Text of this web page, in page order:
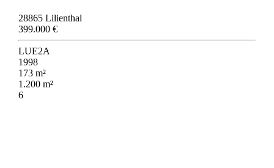
28865 Lilienthal
399.000 €
LUE2A
1998
173 m²
1.200 m²
6